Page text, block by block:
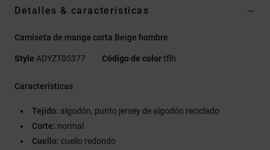
Detalles & características
Camiseta de manga corta Beige hombre
Style ADYZT05377 Código de colortflh
Características
Tejido: algodón, punto jersey de algodón reciclado
Corte: normal
Cuello: cuello redondo